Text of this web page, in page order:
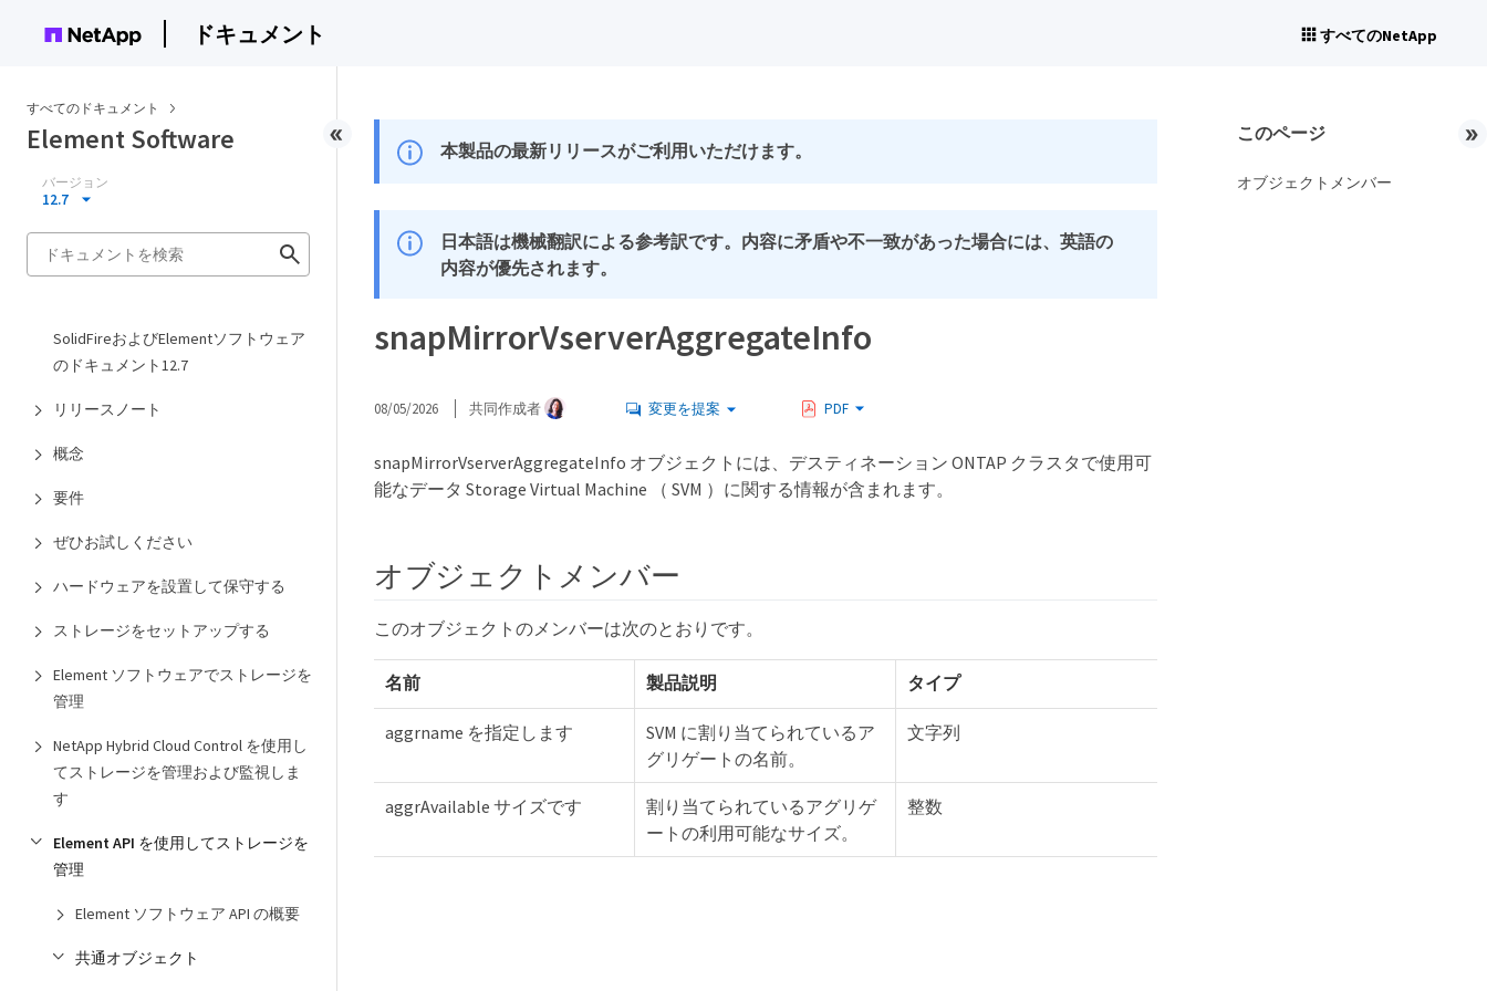
ドキュメント すべてのNetApp
すべてのドキュメント
Element Software
バージョン
12.7
SolidFireおよびElementソフトウェア
のドキュメント12.7
リリースノート
概念
要件
ぜひお試しください
ハードウェアを設置して保守する
ストレージをセットアップする
Element ソフトウェアでストレージを
管理
NetApp Hybrid Cloud Control を使用し
てストレージを管理および監視しま
す
Element API を使用してストレージを
管理
Element ソフトウェア API の概要
共通オブジェクト
本製品の最新リリースがご利用いただけます。
日本語は機械翻訳による参考訳です。内容に矛盾や不一致があった場合には、英語の
内容が優先されます。
snapMirrorVserverAggregateInfo
08/05/2026 共同作成者 変更を提案 PDF
snapMirrorVserverAggregateInfo オブジェクトには、デスティネーション ONTAP クラスタで使用可
能なデータ Storage Virtual Machine （ SVM ）に関する情報が含まれます。
オブジェクトメンバー
このオブジェクトのメンバーは次のとおりです。
名前 製品説明 タイプ
aggrname を指定します
SVM に割り当てられているア
グリゲートの名前。
文字列
aggrAvailable サイズです
割り当てられているアグリゲ
ートの利用可能なサイズ。
整数
このページ
オブジェクトメンバー